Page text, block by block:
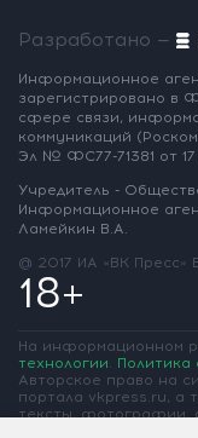
Разработано —
Информационное
зарегистрировано в
сфере связи,
коммуникаций
Эл № ФС77-71381 от
Учредитель -
Информационное
Ламейкин В.А.
@ 2017 ИА «ВК Пресс»
18+
На информационном
технологии. Политика
Авторское право на
портала vkpress.ru, а
тексты, фотографии,